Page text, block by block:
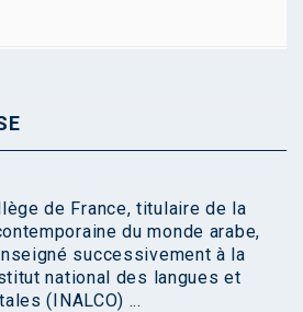
de France, titulaire de la
du monde arabe,
successivement à la
national des langues et
(INALCO) ...